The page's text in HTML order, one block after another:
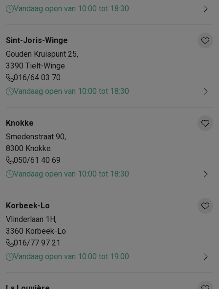
Vandaag open van 10:00 tot 18:30
Sint-Joris-Winge
Gouden Kruispunt 25,
3390 Tielt-Winge
016/64 03 70
Vandaag open van 10:00 tot 18:30
Knokke
Smedenstraat 90,
8300 Knokke
050/61 40 69
Vandaag open van 10:00 tot 18:30
Korbeek-Lo
Vlinderlaan 1H,
3360 Korbeek-Lo
016/77 97 21
Vandaag open van 10:00 tot 19:00